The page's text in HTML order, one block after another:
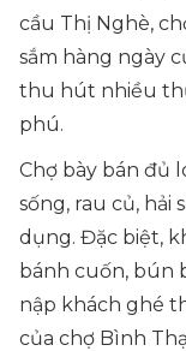
cầu Thị Nghè,
sắm hàng ngày
thu hút nhiều
phú.
Chợ bày bán đủ
sống, rau củ, hải
dụng. Đặc biệt,
bánh cuốn, bún
nập khách ghé
của chợ Bình